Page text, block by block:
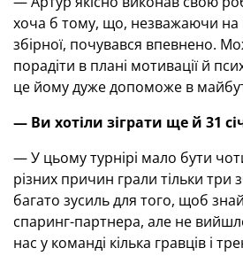
хоча б тому, що, незважаючи
збірної, почувався впевнено.
порадіти в плані мотивації й
це йому дуже допоможе в
— Ви хотіли зіграти ще й 31
— У цьому турнірі мало бути
різних причин грали тільки три
багато зусиль для того, щоб
спаринг-партнера, але не
нас у команді кілька гравців і